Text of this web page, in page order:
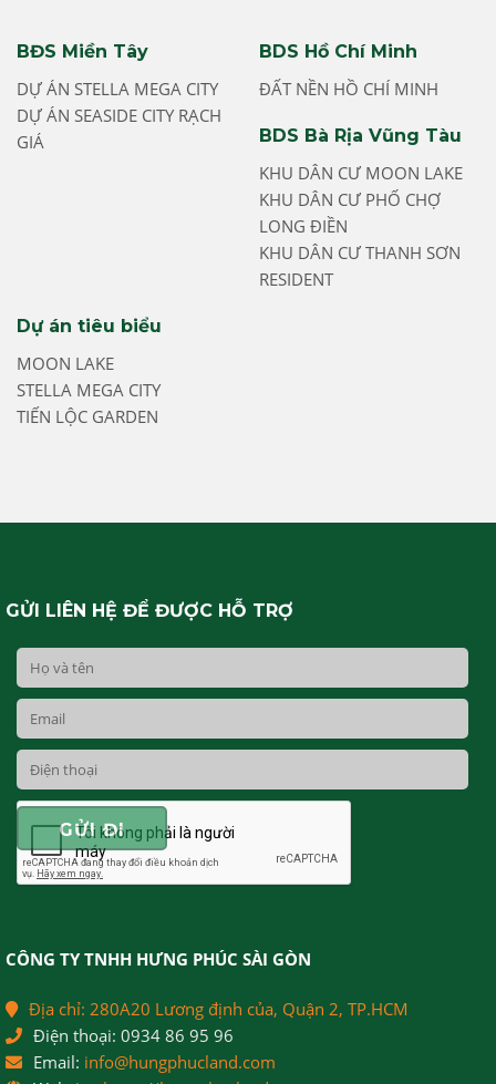
BĐS Miền Tây
DỰ ÁN STELLA MEGA CITY
DỰ ÁN SEASIDE CITY RẠCH
GIÁ
BDS Hồ Chí Minh
ĐẤT NỀN HỒ CHÍ MINH
BDS Bà Rịa Vũng Tàu
KHU DÂN CƯ MOON LAKE
KHU DÂN CƯ PHỐ CHỢ
LONG ĐIỀN
KHU DÂN CƯ THANH SƠN
RESIDENT
Dự án tiêu biểu
MOON LAKE
STELLA MEGA CITY
TIẾN LỘC GARDEN
GỬI LIÊN HỆ ĐỂ ĐƯỢC HỖ TRỢ
CÔNG TY TNHH HƯNG PHÚC SÀI GÒN
Địa chỉ: 280A20 Lương định của, Quận 2, TP.HCM
Điện thoại: 0934 86 95 96
Email: info@hungphucland.com